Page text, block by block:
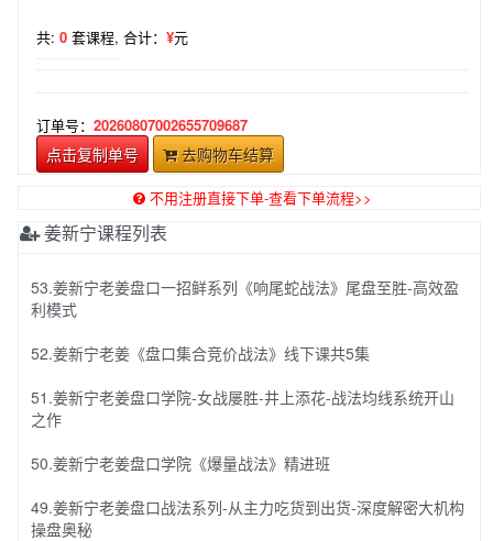
共: 0 套课程, 合计： ¥元
订单号： 20260807002655709687
点击复制单号 去购物车结算
不用注册直接下单-查看下单流程>>
姜新宁课程列表
53.姜新宁老姜盘口一招鲜系列《响尾蛇战法》尾盘至胜-高效盈
利模式
52.姜新宁老姜《盘口集合竞价战法》线下课共5集
51.姜新宁老姜盘口学院-女战屡胜-井上添花-战法均线系统开山
之作
50.姜新宁老姜盘口学院《爆量战法》精进班
49.姜新宁老姜盘口战法系列-从主力吃货到出货-深度解密大机构
操盘奥秘